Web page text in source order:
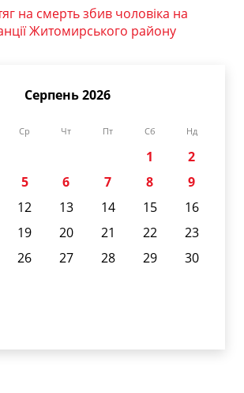
на смерть збив чоловіка на
Житомирського району
Серпень 2026
Ср Чт Пт Сб Нд
1
2
5 6 7 8
9
12 13 14 15
16
19 20 21 22
23
26 27 28 29
30